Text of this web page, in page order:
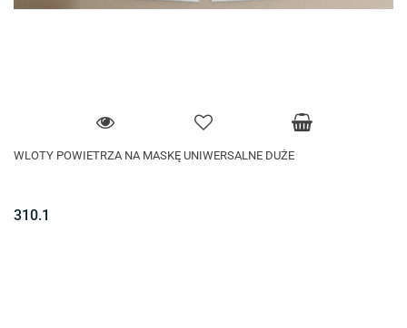
WLOTY POWIETRZA NA MASKĘ UNIWERSALNE DUŻE
310.1